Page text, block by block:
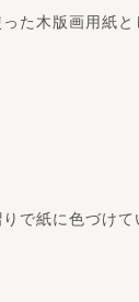
で紙に色づけ
た木版画用紙